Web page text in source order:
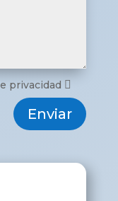
privacidad
Enviar